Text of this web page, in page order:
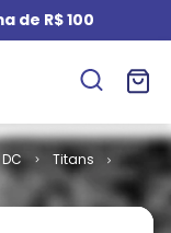
de R$ 100
Titans